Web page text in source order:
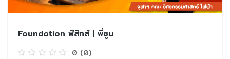
Foundation ฟิสิกส์ | พี่ซูน
0 (0)